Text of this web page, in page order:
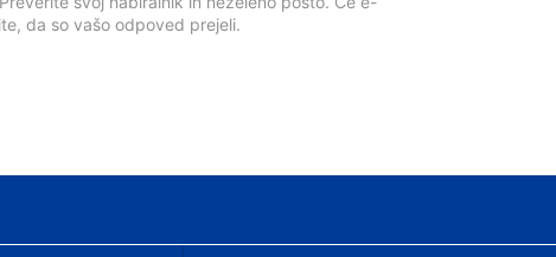
da so vašo odpoved prejeli.